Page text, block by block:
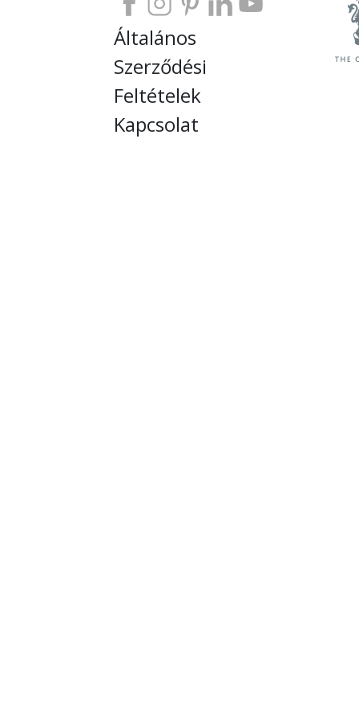
Általános
Szerződési
Feltételek
Kapcsolat